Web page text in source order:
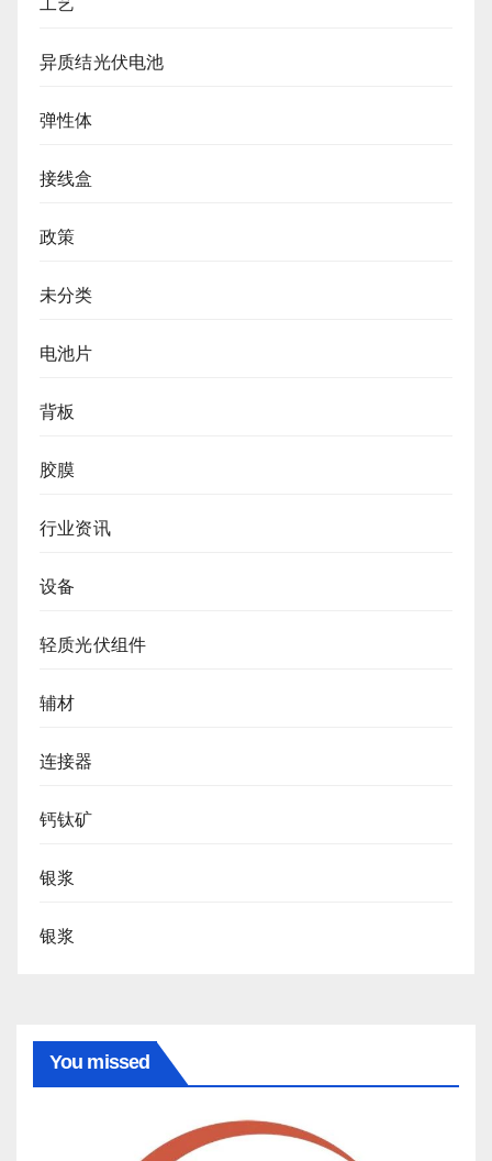
异质结光伏电池
弹性体
接线盒
政策
未分类
电池片
背板
胶膜
行业资讯
设备
轻质光伏组件
辅材
连接器
钙钛矿
银浆
银浆
You missed